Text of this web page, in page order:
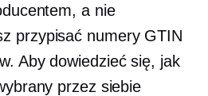
a nie
przypisać numery GTIN
Aby dowiedzieć się, jak
przez siebie